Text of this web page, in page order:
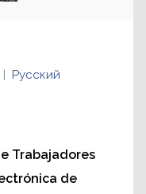
Русский
Trabajadores
de